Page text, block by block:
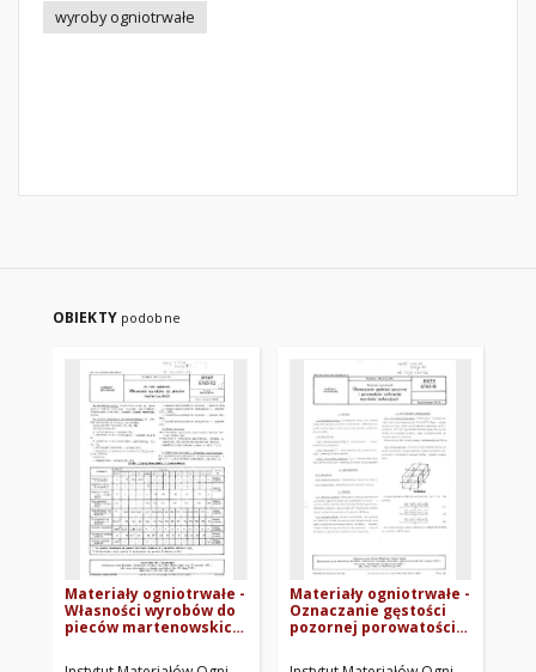
wyroby ogniotrwałe
OBIEKTY podobne
Materiały ogniotrwałe -
Własności wyrobów do
pieców martenowskich
Materiały ogniotrwałe -
Oznaczanie gęstości
pozornej porowatości
izolacyjnych BN-